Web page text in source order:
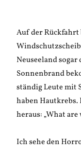
Auf der Rückfahrt
Neuseeland
Sonnenbrand
ständig Leute mit
haben
heraus: „What
Ich sehe den